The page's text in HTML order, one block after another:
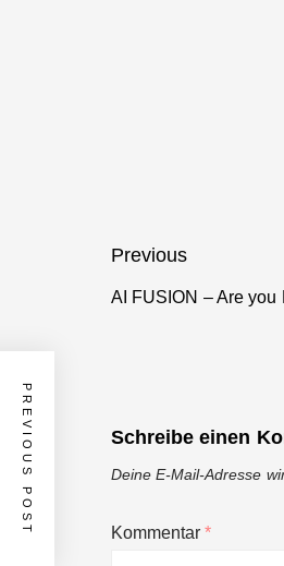
Previous
Previous
AI FUSION – Are you
PREVIOUS POST Schreibe einen
Deine E-Mail-Adresse
Kommentar*